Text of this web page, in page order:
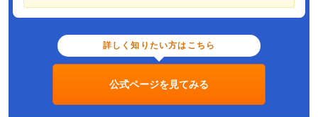
詳しく知りたい方はこちら
公式ページを見てみる